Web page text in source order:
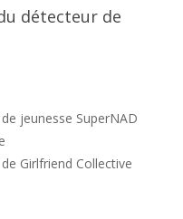
détecteur de
jeunesse SuperNAD
Girlfriend Collective